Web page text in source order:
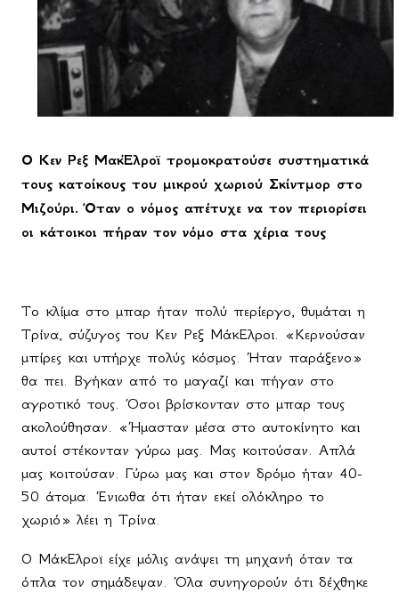
O Κεν Ρεξ ΜακΈλροϊ τρομοκρατούσε συστηματικά
τους κατοίκους του μικρού χωριού Σκίντμορ στο
Μιζούρι. Όταν ο νόμος απέτυχε να τον περιορίσει
οι κάτοικοι πήραν τον νόμο στα χέρια τους
Το κλίμα στο μπαρ ήταν πολύ περίεργο, θυμάται η
Τρίνα, σύζυγος του Κεν Ρεξ ΜάκΕλροι. «Κερνούσαν
μπίρες και υπήρχε πολύς κόσμος. Ήταν παράξενο»
θα πει. Βγήκαν από το μαγαζί και πήγαν στο
αγροτικό τους. Όσοι βρίσκονταν στο μπαρ τους
ακολούθησαν. «Ήμασταν μέσα στο αυτοκίνητο και
αυτοί στέκονταν γύρω μας. Μας κοιτούσαν. Απλά
μας κοιτούσαν. Γύρω μας και στον δρόμο ήταν 40-
50 άτομα. Ένιωθα ότι ήταν εκεί ολόκληρο το
χωριό» λέει η Τρίνα.
Ο ΜάκΕλροϊ είχε μόλις ανάψει τη μηχανή όταν τα
όπλα τον σημάδεψαν. Όλα συνηγορούν ότι δέχθηκε